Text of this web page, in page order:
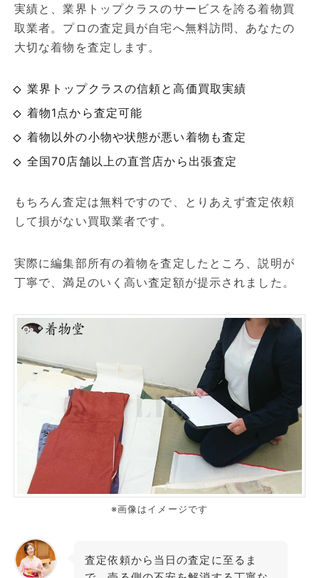
実績と、業界トップクラスのサービスを誇る着物買
取業者。プロの査定員が自宅へ無料訪問、あなたの
大切な着物を査定します。
業界トップクラスの信頼と高価買取実績
着物1点から査定可能
着物以外の小物や状態が悪い着物も査定
全国70店舗以上の直営店から出張査定
もちろん査定は無料ですので、とりあえず査定依頼
して損がない買取業者です。
実際に編集部所有の着物を査定したところ、説明が
丁寧で、満足のいく高い査定額が提示されました。
※画像はイメージです
査定依頼から当日の査定に至るま